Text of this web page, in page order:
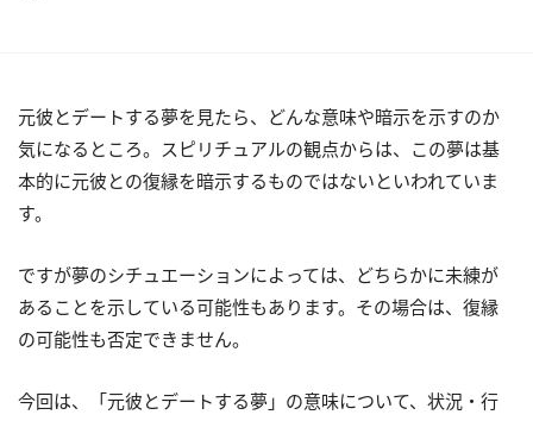
元彼とデートする夢を見たら、どんな意味や暗示を示すのか
気になるところ。スピリチュアルの観点からは、この夢は基
本的に元彼との復縁を暗示するものではないといわれていま
す。
ですが夢のシチュエーションによっては、どちらかに未練が
あることを示している可能性もあります。その場合は、復縁
の可能性も否定できません。
今回は、「元彼とデートする夢」の意味について、状況・行